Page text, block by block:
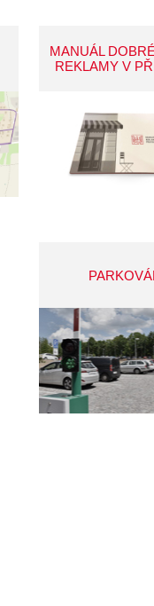
MANUÁL
REKLAMY V